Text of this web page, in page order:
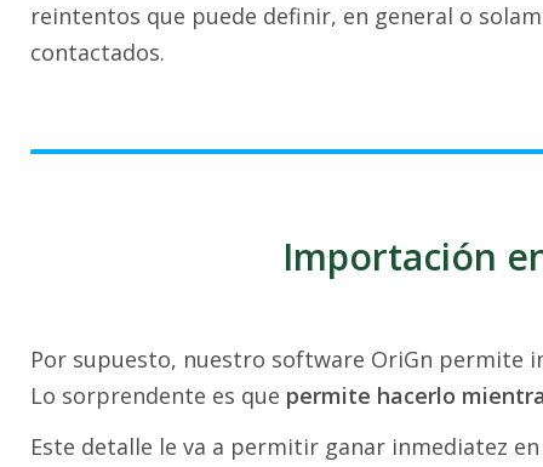
reintentos que puede definir, en general o
contactados.
Importación
Por supuesto, nuestro software OriGn permite
Lo sorprendente es que permite hacerlo
Este detalle le va a permitir ganar inmediatez